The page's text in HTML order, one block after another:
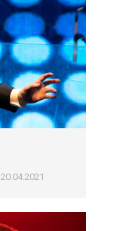
20.04.2021